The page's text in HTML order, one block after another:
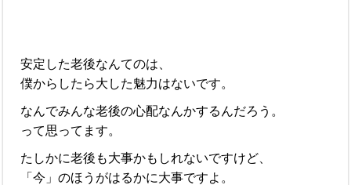
安定した老後なんてのは、
僕からしたら大した魅力はないです。
なんでみんな老後の心配なんかするんだろう。
って思ってます。
たしかに老後も大事かもしれないですけど、
「今」のほうがはるかに大事ですよ。